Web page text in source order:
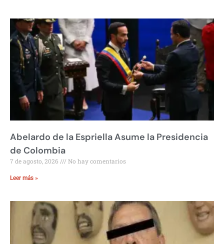
Abelardo de la Espriella Asume la Presidencia
de Colombia
7 de agosto, 2026 No hay comentarios
Leer más »